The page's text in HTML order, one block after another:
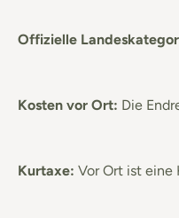
Offizielle
Kosten vor Ort: Die
Kurtaxe: Vor Ort ist eine